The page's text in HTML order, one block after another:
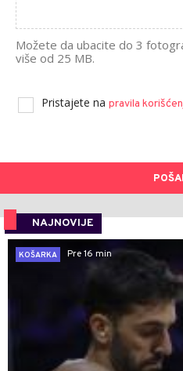
Možete da ubacite do 3
više od 25 MB.
Pristajete na pravila
NAJNOVIJE
KOŠARKA
Pre 16 min